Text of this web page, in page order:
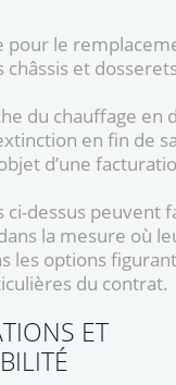
pour le
châssis et
du chauffage en
en fin de
d’une
ci-dessus peuvent
la mesure où
les options
du contrat.
ET